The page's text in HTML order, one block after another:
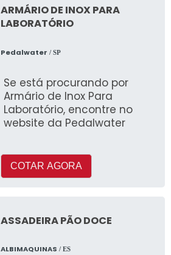
ARMÁRIO DE INOX PARA
LABORATÓRIO
Pedalwater / SP
Se está procurando por
Armário de Inox Para
Laboratório, encontre no
website da Pedalwater
COTAR AGORA
ASSADEIRA PÃO DOCE
ALBIMAQUINAS / ES